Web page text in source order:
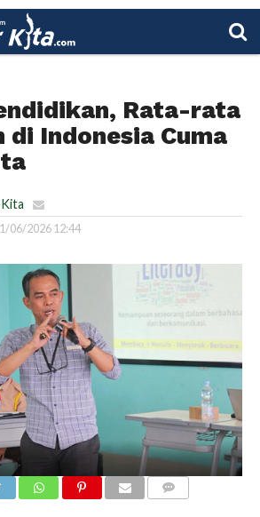
Rata-rata
di Indonesia Cuma
06/2026 12:44